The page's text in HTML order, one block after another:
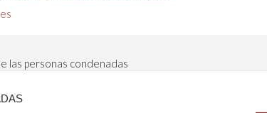
las personas condenadas